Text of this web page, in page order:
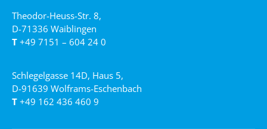
Theodor-Heuss-Str. 8,
D-71336 Waiblingen
T +49 7151 – 604 24 0
Schlegelgasse 14D, Haus 5,
D-91639 Wolframs-Eschenbach
T +49 162 436 460 9